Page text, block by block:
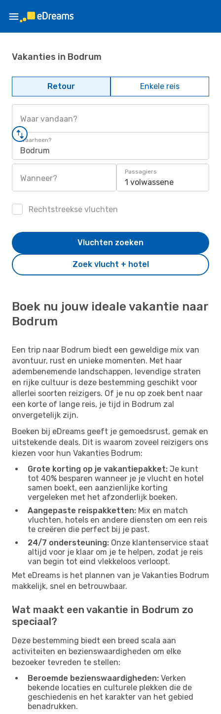
Vakanties in Bodrum
Retour Enkele reis
Waar vandaan?
Waarheen?
Bodrum
Wanneer?
Passagiers
1 volwassene
Rechtstreekse vluchten
Zoek vlucht + hotel
Vluchten zoeken
Boek nu jouw ideale vakantie naar
Bodrum
Een trip naar Bodrum biedt een geweldige mix van
avontuur, rust en unieke momenten. Met haar
adembenemende landschappen, levendige straten
en rijke cultuur is deze bestemming geschikt voor
allerlei soorten reizigers. Of je nu op zoek bent naar
een korte of lange reis, je tijd in Bodrum zal
onvergetelijk zijn.
Boeken bij eDreams geeft je gemoedsrust, gemak en
uitstekende deals. Dit is waarom zoveel reizigers ons
kiezen voor hun Vakanties Bodrum:
Grote korting op je vakantiepakket: Je kunt
tot 40% besparen wanneer je je vlucht en hotel
samen boekt, een aanzienlijke korting
vergeleken met het afzonderlijk boeken.
Aangepaste reispakketten: Mix en match
vluchten, hotels en andere diensten om een reis
te creëren die perfect bij je past.
24/7 ondersteuning: Onze klantenservice staat
altijd voor je klaar om je te helpen, zodat je reis
van begin tot eind vlekkeloos verloopt.
Met eDreams is het plannen van je Vakanties Bodrum
makkelijk, snel en betrouwbaar.
Wat maakt een vakantie in Bodrum zo
speciaal?
Deze bestemming biedt een breed scala aan
activiteiten en bezienswaardigheden om elke
bezoeker tevreden te stellen:
Beroemde bezienswaardigheden: Verken
bekende locaties en culturele plekken die de
geschiedenis en het karakter van het gebied
benadrukken.